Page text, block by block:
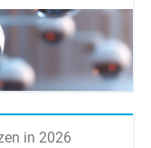
in 2026